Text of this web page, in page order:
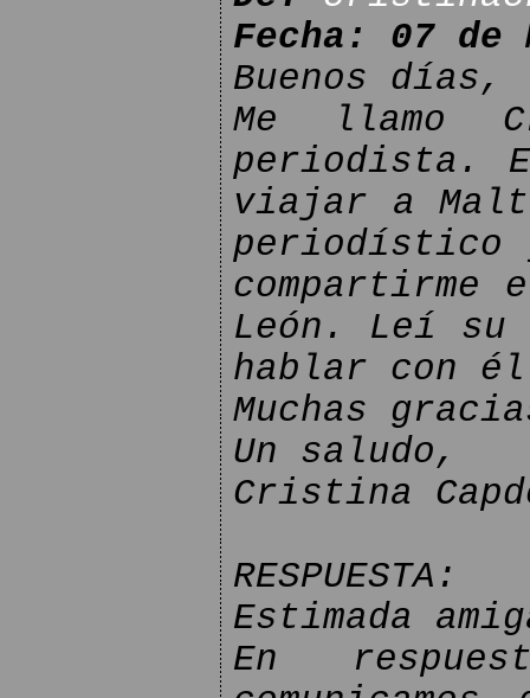
Fecha: 07 de
Buenos días,
Me llamo
periodista.
viajar a
periodístico
compartirme
León. Leí
hablar con
Muchas
Un saludo,
Cristina
RESPUESTA:
Estimada
En